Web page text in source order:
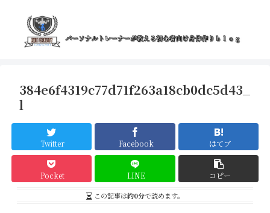
384e6f4319c77d71f263a18cb0dc5d43_
l
Twitter Facebook はてブ
Pocket LINE コピー
この記事は約0分で読めます。